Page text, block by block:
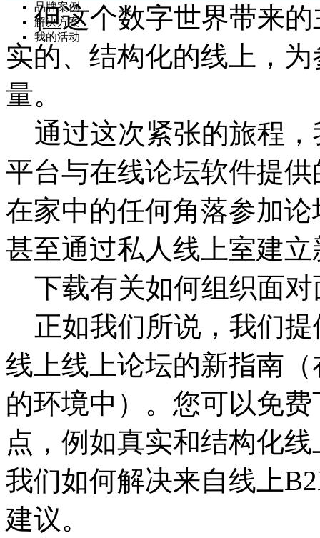
品牌案例
解决方案
我的活动
但这个数字世界带来的
实的、结构化的线上，
量。
通过这次紧张的旅程，
平台与在线论坛软件提
在家中的任何角落参加
甚至通过私人线上室建
下载有关如何组织面对
正如我们所说，我们提
线上线上论坛的新指南
的环境中）。您可以免
点，例如真实和结构化
我们如何解决来自线上
建议。